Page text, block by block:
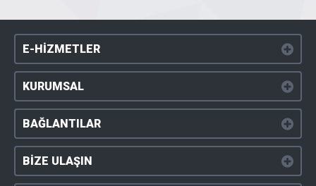
E-HİZMETLER
KURUMSAL
BAĞLANTILAR
BİZE ULAŞIN